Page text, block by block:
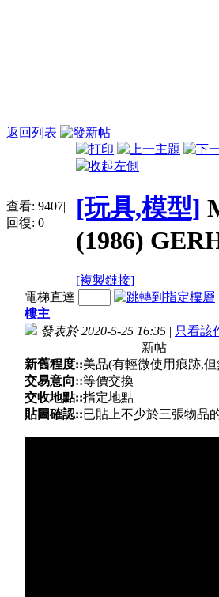
返回列表
查看: 9407|
回復: 0
[玩具,模型]
(1986)
[複製鏈接]
電梯直達
樓主
發表於 2020-5-25 16:35 | 只看該
新帖
新舊程度::美品(有輕微使用痕跡,
交易意向::等價交換
交收地點::指定地點
貼圖確認::已貼上不少於三張物品